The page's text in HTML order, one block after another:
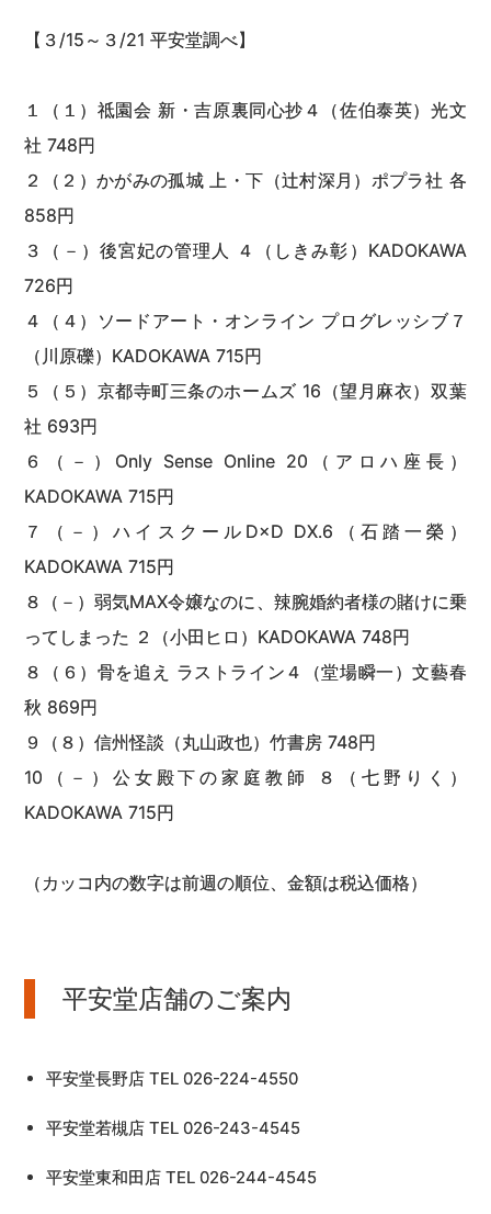
【３/15～３/21 平安堂調べ】
１（１）祗園会 新・吉原裏同心抄４（佐伯泰英）光文
社 748円
２（２）かがみの孤城 上・下（辻村深月）ポプラ社 各
858円
３（－）後宮妃の管理人 ４（しきみ彰）KADOKAWA
726円
４（４）ソードアート・オンライン プログレッシブ７
（川原礫）KADOKAWA 715円
５（５）京都寺町三条のホームズ 16（望月麻衣）双葉
社 693円
６（－）Only Sense Online 20（アロハ座長）
KADOKAWA 715円
７（－）ハイスクールD×D DX.6（石踏一榮）
KADOKAWA 715円
８（－）弱気MAX令嬢なのに、辣腕婚約者様の賭けに乗
ってしまった ２（小田ヒロ）KADOKAWA 748円
８（６）骨を追え ラストライン４（堂場瞬一）文藝春
秋 869円
９（８）信州怪談（丸山政也）竹書房 748円
10（－）公女殿下の家庭教師 ８（七野りく）
KADOKAWA 715円
（カッコ内の数字は前週の順位、金額は税込価格）
平安堂店舗のご案内
平安堂長野店 TEL 026-224-4550
平安堂若槻店 TEL 026-243-4545
平安堂東和田店 TEL 026-244-4545